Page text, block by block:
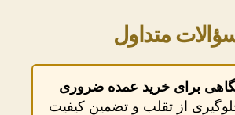
متداول
برای خرید عمده ضروری
از تقلب و تضمین کیفیت